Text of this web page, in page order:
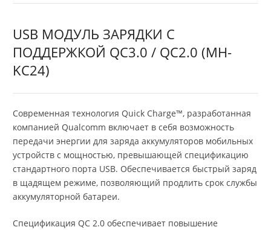
USB МОДУЛЬ ЗАРЯДКИ С
ПОДДЕРЖКОЙ QC3.0 / QC2.0 (MH-
KC24)
Современная технология Quick Charge™, разработанная
компанией Qualcomm включает в себя возможность
передачи энергии для заряда аккумуляторов мобильных
устройств с мощностью, превышающей спецификацию
стандартного порта USB. Обеспечивается быстрый заряд
в щадящем режиме, позволяющий продлить срок службы
аккумуляторной батареи.
Спецификация QC 2.0 обеспечивает повышение